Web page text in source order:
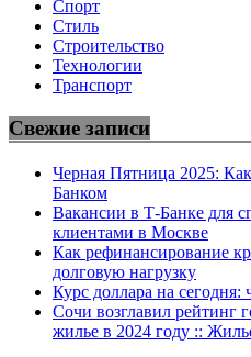
Спорт
Стиль
Строительство
Технологии
Транспорт
Свежие записи
Черная Пятница 2025:
Банком
Вакансии в Т-Банке для
клиентами в Москве
Как рефинансирование
долговую нагрузку
Курс доллара на сегодня:
Сочи возглавил рейтинг
жилье в 2024 году ::